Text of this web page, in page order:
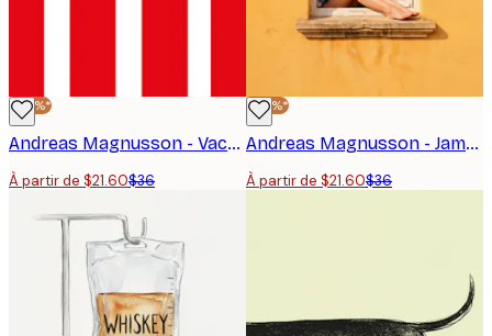
-40%*
Andreas Magnusson - Vache laitière scandinave Poster
À partir de $21.60$36
-40%*
Andreas Magnusson - Jambes détendues à la fenêtre Poster
À partir de $21.60$36